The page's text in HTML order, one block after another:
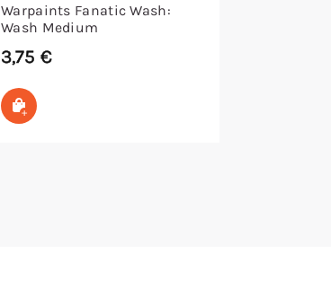
Warpaints Fanatic Wash:
Wash Medium
3,75 €
In den Warenkorb